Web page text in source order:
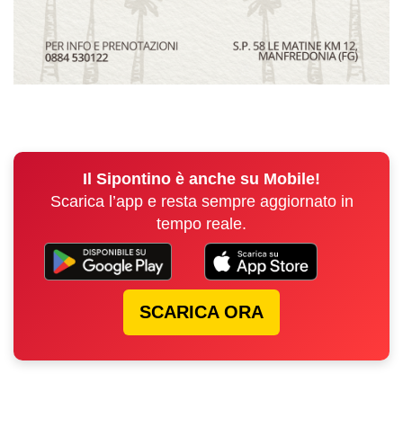
Il Sipontino è anche su Mobile!
Scarica l’app e resta sempre aggiornato in
tempo reale.
SCARICA ORA